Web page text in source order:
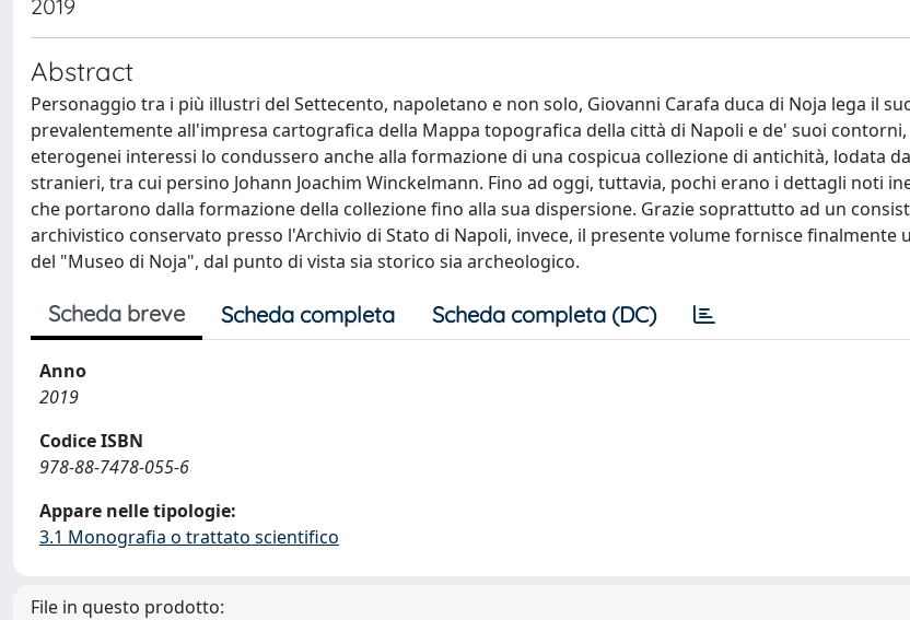
2019
Abstract
Personaggio tra i più illustri del Settecento, napoletano e non solo, Giovanni Carafa duca di Noja lega il
prevalentemente all'impresa cartografica della Mappa topografica della città di Napoli e de' suoi contorni,
eterogenei interessi lo condussero anche alla formazione di una cospicua collezione di antichità, lodata
stranieri, tra cui persino Johann Joachim Winckelmann. Fino ad oggi, tuttavia, pochi erano i dettagli noti
che portarono dalla formazione della collezione fino alla sua dispersione. Grazie soprattutto ad un
archivistico conservato presso l'Archivio di Stato di Napoli, invece, il presente volume fornisce finalmente
del "Museo di Noja", dal punto di vista sia storico sia archeologico.
Scheda breve Scheda completa Scheda completa (DC)
Anno
2019
Codice ISBN
978-88-7478-055-6
Appare nelle tipologie:
3.1 Monografia o trattato scientifico
File in questo prodotto: